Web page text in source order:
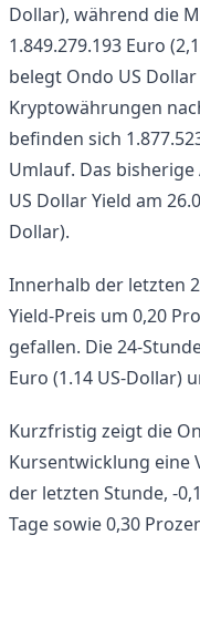
Dollar), während die
1.849.279.193 Euro
belegt Ondo US
Kryptowährungen
befinden sich
Umlauf. Das
US Dollar Yield am
Dollar).
Innerhalb der letzten
Yield-Preis um 0,20
gefallen. Die 24-
Euro (1.14 US-Dollar)
Kurzfristig zeigt die
Kursentwicklung eine
der letzten Stunde, -
Tage sowie 0,30